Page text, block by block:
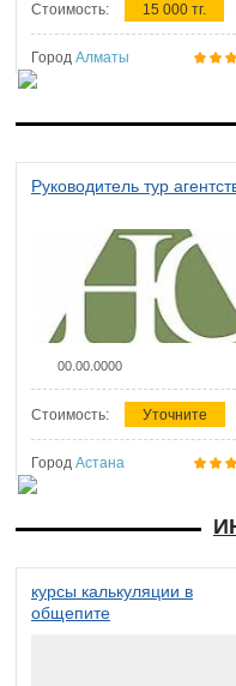
Стоимость: 15 000 тг.
Город Алматы
Руководитель тур
00.00.0000
Стоимость: Уточните
Город Астана
курсы калькуляции в
общепите